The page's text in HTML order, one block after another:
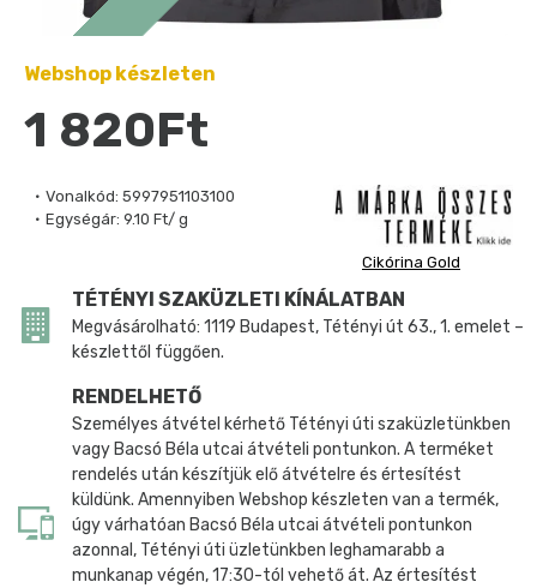
Vonalkód: 5997951103100
Egységár: 9.10 Ft/ g
Cikórina Gold
Webshop készleten
1 820Ft
TÉTÉNYI SZAKÜZLETI KÍNÁLATBAN
Megvásárolható: 1119 Budapest, Tétényi út 63., 1. emelet –
készlettől függően.
RENDELHETŐ
Személyes átvétel kérhető Tétényi úti szaküzletünkben
vagy Bacsó Béla utcai átvételi pontunkon. A terméket
rendelés után készítjük elő átvételre és értesítést
küldünk. Amennyiben Webshop készleten van a termék,
úgy várhatóan Bacsó Béla utcai átvételi pontunkon
azonnal, Tétényi úti üzletünkben leghamarabb a
munkanap végén, 17:30-tól vehető át. Az értesítést